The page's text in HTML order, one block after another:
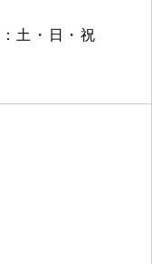
土・日・祝